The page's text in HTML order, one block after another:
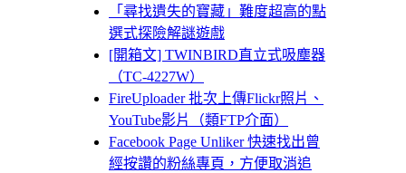
「尋找遺失的寶藏」難度超高的點
選式探險解謎遊戲
[開箱文] TWINBIRD直立式吸塵器
（TC-4227W）
FireUploader 批次上傳Flickr照片、
YouTube影片（類FTP介面）
Facebook Page Unliker 快速找出曾
經按讚的粉絲專頁，方便取消追